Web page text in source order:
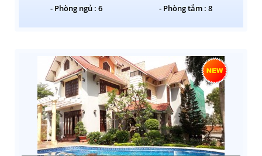
- Phòng ngủ : 6 - Phòng tắm : 8